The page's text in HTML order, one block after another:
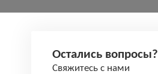
Остались вопросы?
Свяжитесь с нами